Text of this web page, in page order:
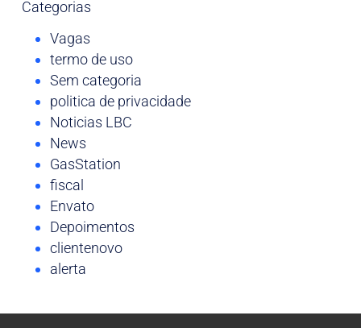
Categorias
Vagas
termo de uso
Sem categoria
politica de privacidade
Noticias LBC
News
GasStation
fiscal
Envato
Depoimentos
clientenovo
alerta